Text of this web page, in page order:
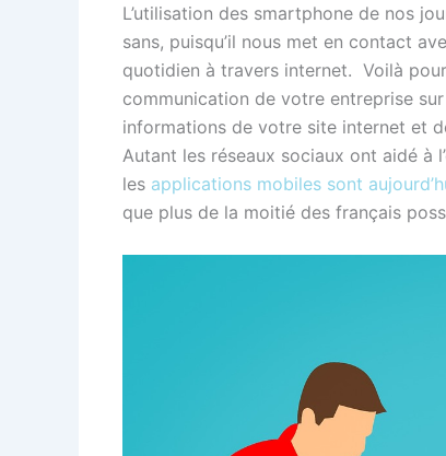
L’utilisation des smartphone de nos
sans, puisqu’il nous met en contact
quotidien à travers internet. Voilà
communication de votre entreprise
informations de votre site internet et
Autant les réseaux sociaux ont aidé à
les applications mobiles sont
que plus de la moitié des français